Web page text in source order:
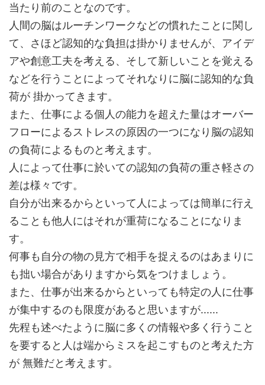
当たり前のことなのです。
人間の脳はルーチンワークなどの慣れたことに関し
て、さほど認知的な負担は掛かりませんが、アイデ
アや創意工夫を考える、そして新しいことを覚える
などを行うことによってそれなりに脳に認知的な負
荷が 掛かってきます。
また、仕事による個人の能力を超えた量はオーバー
フローによるストレスの原因の一つになり脳の認知
の負荷によるものと考えます。
人によって仕事に於いての認知の負荷の重さ軽さの
差は様々です。
自分が出来るからといって人によっては簡単に行え
ることも他人にはそれが重荷になることになりま
す。
何事も自分の物の見方で相手を捉えるのはあまりに
も拙い場合がありますから気をつけましょう。
また、仕事が出来るからといっても特定の人に仕事
が集中するのも限度があると思いますが......
先程も述べたように脳に多くの情報や多く行うこと
を要すると人は端からミスを起こすものと考えた方
が 無難だと考えます。